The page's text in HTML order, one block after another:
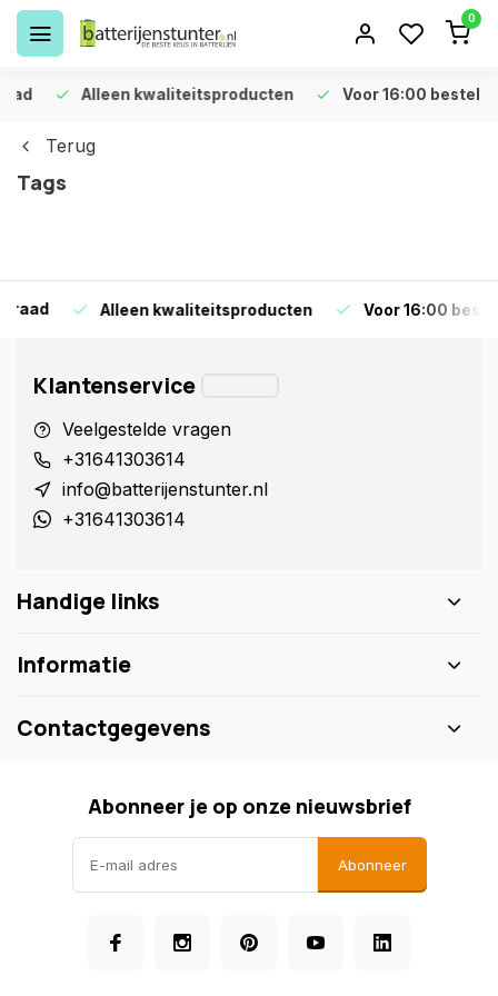
0
Alleen kwaliteitsproducten Voor 16:00 bestellen
Terug
Tags
Alleen kwaliteitsproducten Voor 16:00 bestellen
Klantenservice
Veelgestelde vragen
+31641303614
info@batterijenstunter.nl
+31641303614
Handige links
Informatie
Contactgegevens
Abonneer je op onze nieuwsbrief
Abonneer